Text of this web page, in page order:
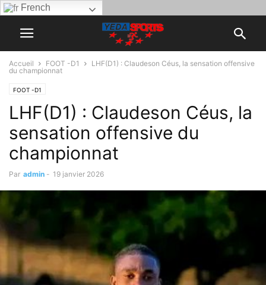
French
Accueil FOOT -D1
LHF(D1) : Claudeson Céus, la sensation offensive
du championnat
FOOT -D1
LHF(D1) : Claudeson Céus, la
sensation offensive du
championnat
Par admin - 19 janvier 2026